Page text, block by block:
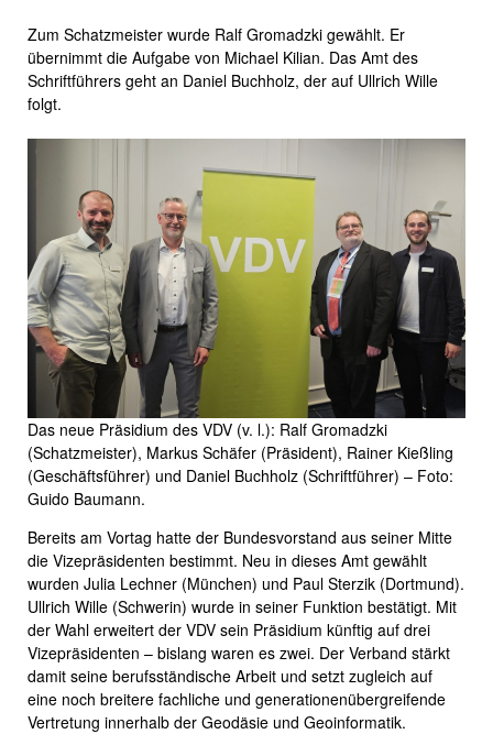
Zum Schatzmeister wurde Ralf Gromadzki gewählt. Er
übernimmt die Aufgabe von Michael Kilian. Das Amt des
Schriftführers geht an Daniel Buchholz, der auf Ullrich Wille
folgt.
Das neue Präsidium des VDV (v. l.): Ralf Gromadzki
(Schatzmeister), Markus Schäfer (Präsident), Rainer Kießling
(Geschäftsführer) und Daniel Buchholz (Schriftführer) – Foto:
Guido Baumann.
Bereits am Vortag hatte der Bundesvorstand aus seiner Mitte
die Vizepräsidenten bestimmt. Neu in dieses Amt gewählt
wurden Julia Lechner (München) und Paul Sterzik (Dortmund).
Ullrich Wille (Schwerin) wurde in seiner Funktion bestätigt. Mit
der Wahl erweitert der VDV sein Präsidium künftig auf drei
Vizepräsidenten – bislang waren es zwei. Der Verband stärkt
damit seine berufsständische Arbeit und setzt zugleich auf
eine noch breitere fachliche und generationenübergreifende
Vertretung innerhalb der Geodäsie und Geoinformatik.